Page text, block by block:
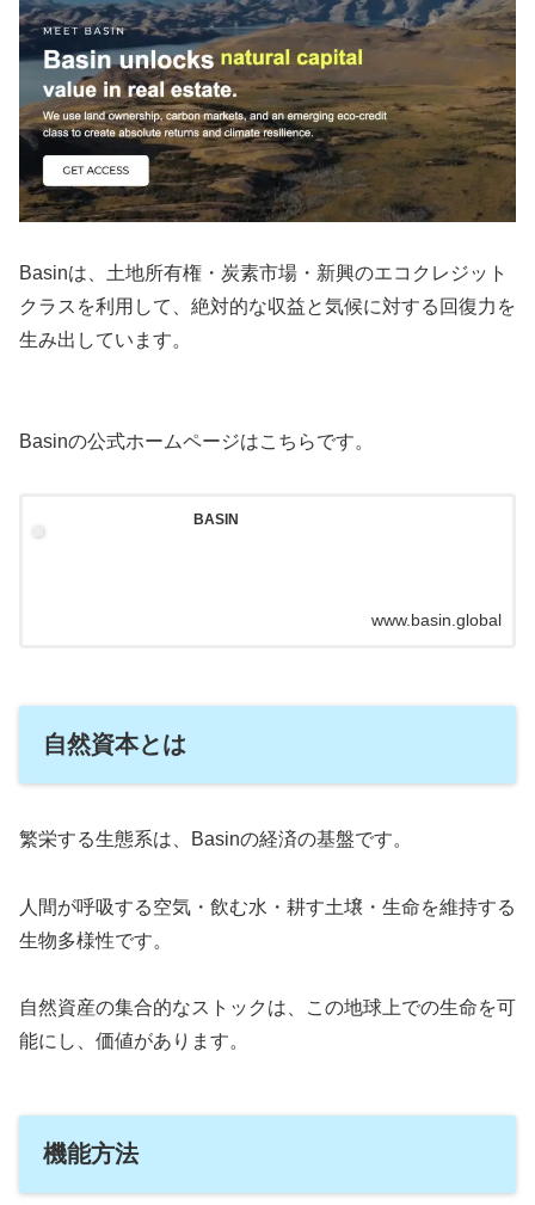
Basinは、土地所有権・炭素市場・新興のエコクレジット
クラスを利用して、絶対的な収益と気候に対する回復力を
生み出しています。
Basinの公式ホームページはこちらです。
BASIN
www.basin.global
自然資本とは
繁栄する生態系は、Basinの経済の基盤です。
人間が呼吸する空気・飲む水・耕す土壌・生命を維持する
生物多様性です。
自然資産の集合的なストックは、この地球上での生命を可
能にし、価値があります。
機能方法